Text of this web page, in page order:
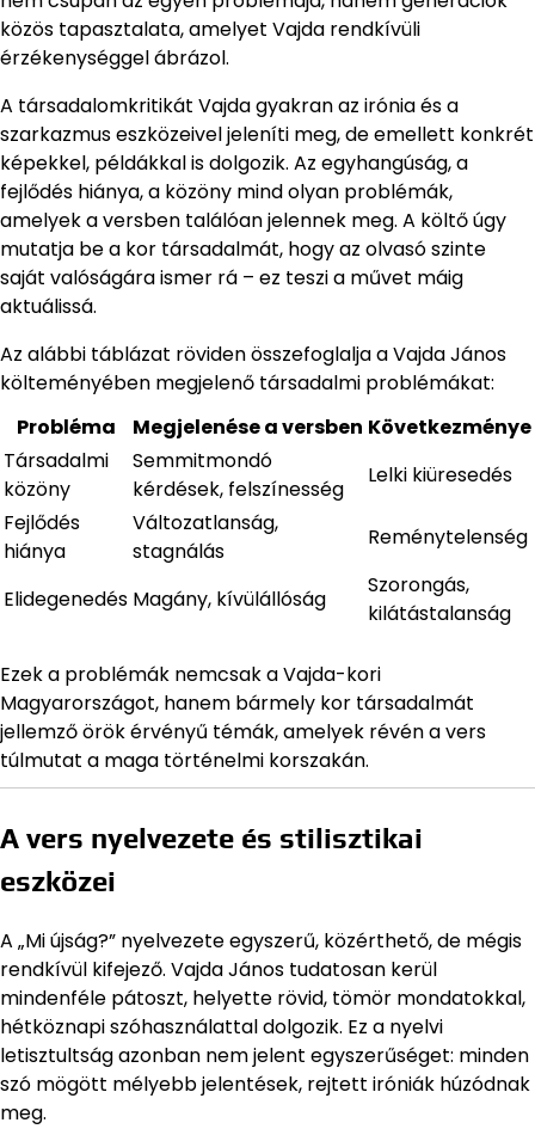
közös tapasztalata, amelyet Vajda rendkívüli
érzékenységgel ábrázol.
A társadalomkritikát Vajda gyakran az irónia és a
szarkazmus eszközeivel jeleníti meg, de emellett konkrét
képekkel, példákkal is dolgozik. Az egyhangúság, a
fejlődés hiánya, a közöny mind olyan problémák,
amelyek a versben találóan jelennek meg. A költő úgy
mutatja be a kor társadalmát, hogy az olvasó szinte
saját valóságára ismer rá – ez teszi a művet máig
aktuálissá.
Az alábbi táblázat röviden összefoglalja a Vajda János
költeményében megjelenő társadalmi problémákat:
Probléma
Megjelenése a versben Következménye
Társadalmi
közöny
Semmitmondó
kérdések, felszínesség
Lelki kiüresedés
Fejlődés
hiánya
Változatlanság,
stagnálás
Reménytelenség
Elidegenedés Magány, kívülállóság
Szorongás,
kilátástalanság
Ezek a problémák nemcsak a Vajda-kori
Magyarországot, hanem bármely kor társadalmát
jellemző örök érvényű témák, amelyek révén a vers
túlmutat a maga történelmi korszakán.
A vers nyelvezete és stilisztikai
eszközei
A „Mi újság?” nyelvezete egyszerű, közérthető, de mégis
rendkívül kifejező. Vajda János tudatosan kerül
mindenféle pátoszt, helyette rövid, tömör mondatokkal,
hétköznapi szóhasználattal dolgozik. Ez a nyelvi
letisztultság azonban nem jelent egyszerűséget: minden
szó mögött mélyebb jelentések, rejtett iróniák húzódnak
meg.